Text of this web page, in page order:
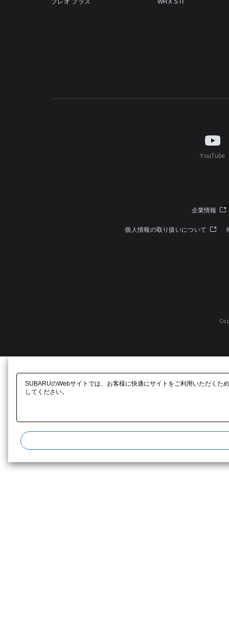
プレオ プラス WRX STI
YouTube
企業情報
個人情報の取り扱いについて
SUBARUのWebサイトでは、お客様に快適にサイトをご利用いただく
してください。​